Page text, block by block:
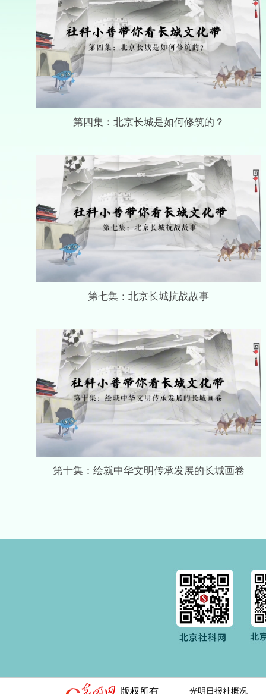
第四集：北京长城是如何修筑的？
第七集：北京长城抗战故事
第十集：绘就中华文明传承发展的长城画卷
版权所有 光明日报社概况